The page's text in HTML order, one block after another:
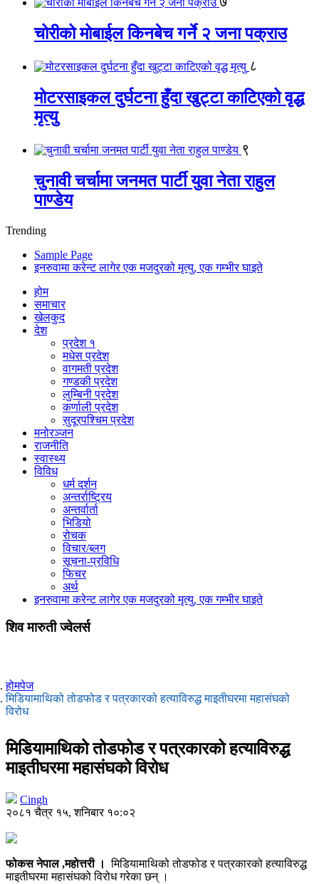
चोरीको मोबाईल किनबेच गर्ने २ जना पक्राउ
८
मोटरसाइकल दुर्घटना हुँदा खुट्टा काटिएको वृद्ध
मृत्यु
९
चुनावी चर्चामा जनमत पार्टी युवा नेता राहुल
पाण्डेय
Trending
Sample Page
इनरुवामा करेन्ट लागेर एक मजदुरको मृत्यु, एक गम्भीर घाइते
होम
समाचार
खेलकुद
देश
प्रदेश १
मधेस प्रदेश
वागमती प्रदेश
गण्डकी प्रदेश
लुम्बिनी प्रदेश
कर्णाली प्रदेश
सुदूरपश्चिम प्रदेश
मनोरञ्जन
राजनीति
स्वास्थ्य
विविध
धर्म दर्शन
अन्तर्राष्ट्रिय
अन्तर्वार्ता
भिडियो
रोचक
विचार/ब्लग
सूचना-प्रविधि
फिचर
अर्थ
इनरुवामा करेन्ट लागेर एक मजदुरको मृत्यु, एक गम्भीर घाइते
शिव मारुती ज्वेलर्स
होमपेज
मिडियामाथिको तोडफोड र पत्रकारको हत्याविरुद्ध माइतीघरमा महासंघको
विरोध
मिडियामाथिको तोडफोड र पत्रकारको हत्याविरुद्ध
माइतीघरमा महासंघको विरोध
Cingh
२०८१ चैत्र १५, शनिबार १०:०२
फोकस नेपाल ,महोत्तरी । मिडियामाथिको तोडफोड र पत्रकारको हत्याविरुद्ध
माइतीघरमा महासंघको विरोध गरेका छन् ।